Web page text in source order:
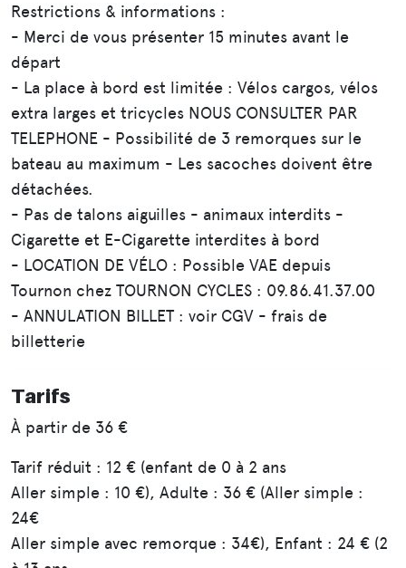
Restrictions & informations :
- Merci de vous présenter 15 minutes avant le
départ
- La place à bord est limitée : Vélos cargos, vélos
extra larges et tricycles NOUS CONSULTER PAR
TELEPHONE - Possibilité de 3 remorques sur le
bateau au maximum - Les sacoches doivent être
détachées.
- Pas de talons aiguilles - animaux interdits -
Cigarette et E-Cigarette interdites à bord
- LOCATION DE VÉLO : Possible VAE depuis
Tournon chez TOURNON CYCLES : 09.86.41.37.00
- ANNULATION BILLET : voir CGV - frais de
billetterie
Tarifs
À partir de 36 €
Tarif réduit : 12 € (enfant de 0 à 2 ans
Aller simple : 10 €), Adulte : 36 € (Aller simple :
24€
Aller simple avec remorque : 34€), Enfant : 24 € (2